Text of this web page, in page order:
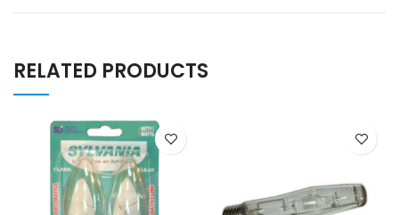
RELATED PRODUCTS